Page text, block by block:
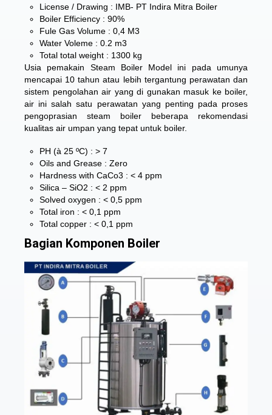
License / Drawing : IMB- PT Indira Mitra Boiler
Boiler Efficiency : 90%
Fule Gas Volume : 0,4 M3
Water Voleme : 0.2 m3
Total total weight : 1300 kg
Usia pemakain Steam Boiler Model ini pada umunya
mencapai 10 tahun atau lebih tergantung perawatan dan
sistem pengolahan air yang di gunakan masuk ke boiler,
air ini salah satu perawatan yang penting pada proses
pengoprasian steam boiler beberapa rekomendasi
kualitas air umpan yang tepat untuk boiler.
PH (à 25 ºC) : > 7
Oils and Grease : Zero
Hardness with CaCo3 : < 4 ppm
Silica – SiO2 : < 2 ppm
Solved oxygen : < 0,5 ppm
Total iron : < 0,1 ppm
Total copper : < 0,1 ppm
Bagian Komponen Boiler